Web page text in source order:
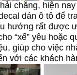
chăng, hiện
dán ô tô để
hướng rất được
“xế” yêu hoặc
giúp cho việc
với các khách